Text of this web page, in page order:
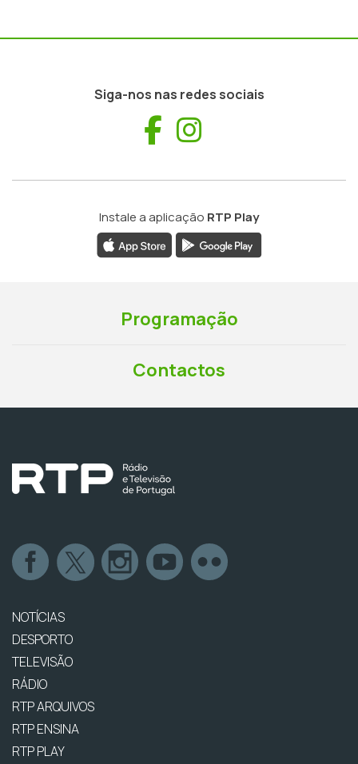
Siga-nos nas redes sociais
Facebook
Instale a aplicação RTP Play
Programação
Contactos
NOTÍCIAS
DESPORTO
TELEVISÃO
RÁDIO
RTP ARQUIVOS
RTP ENSINA
RTP PLAY